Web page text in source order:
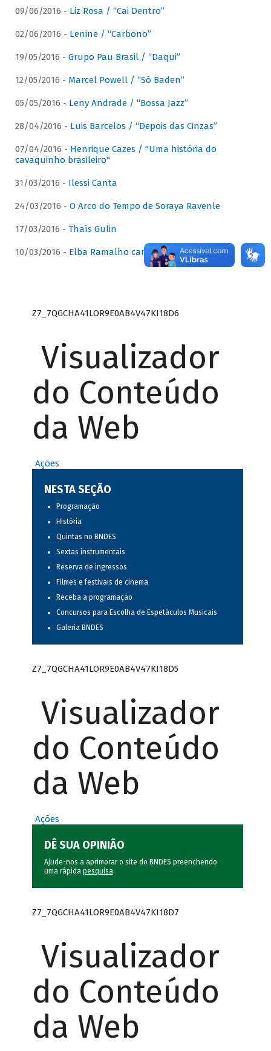
09/06/2016 - Liz Rosa / “Cai Dentro”
02/06/2016 - Lenine / “Carbono”
19/05/2016 - Grupo Pau Brasil / “Daqui”
12/05/2016 - Marcel Powell / “Só Baden”
05/05/2016 - Leny Andrade / “Bossa Jazz”
28/04/2016 - Luis Barcelos / “Depois das Cinzas”
07/04/2016 - Henrique Cazes / "Uma história do
cavaquinho brasileiro"
31/03/2016 - Ilessi Canta
24/03/2016 - O Arco do Tempo de Soraya Ravenle
17/03/2016 - Thaís Gulin
10/03/2016 - Elba Ramalho canta Dominguinhos
Z7_7QGCHA41LOR9E0AB4V47KI18D6
Visualizador
do Conteúdo
da Web
Ações
NESTA SEÇÃO
Programação
História
Quintas no BNDES
Sextas instrumentais
Reserva de ingressos
Filmes e festivais de cinema
Receba a programação
Concursos para Escolha de Espetáculos Musicais
Galeria BNDES
Z7_7QGCHA41LOR9E0AB4V47KI18D5
Visualizador
do Conteúdo
da Web
Ações
DÊ SUA OPINIÃO
Ajude-nos a aprimorar o site do BNDES preenchendo
uma rápida pesquisa.
Z7_7QGCHA41LOR9E0AB4V47KI18D7
Visualizador
do Conteúdo
da Web